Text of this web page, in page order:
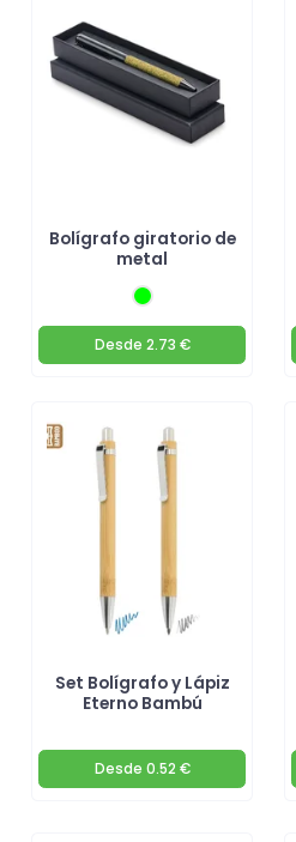
Bolígrafo giratorio de
metal
Desde 2.73 €
Set Bolígrafo y Lápiz
Eterno Bambú
Desde 0.52 €